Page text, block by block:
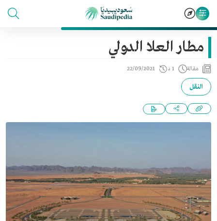
مطار العلا الدولي
مقالة 1 د 22/09/2021
النقل